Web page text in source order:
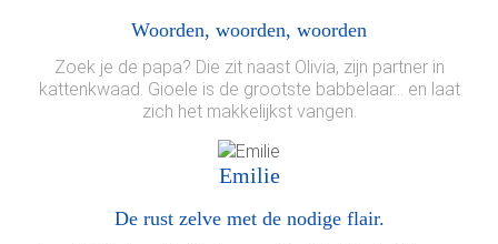
Woorden, woorden, woorden
Zoek je de papa? Die zit naast Olivia, zijn partner in
kattenkwaad. Gioele is de grootste babbelaar… en laat
zich het makkelijkst vangen.
Emilie
De rust zelve met de nodige flair.